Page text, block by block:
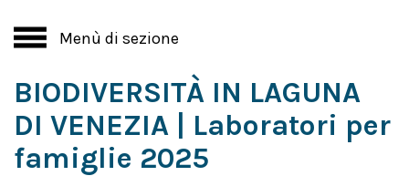
Menù di sezione
BIODIVERSITÀ IN LAGUNA
DI VENEZIA | Laboratori per
famiglie 2025